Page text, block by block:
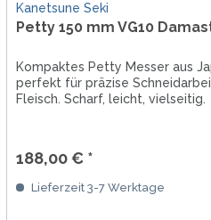
Kanetsune Seki
Petty 150 mm VG10
Kompaktes Petty Messer aus
perfekt für präzise
Fleisch. Scharf, leicht, vielseitig.
188,00 € *
Lieferzeit 3-7 Werktage